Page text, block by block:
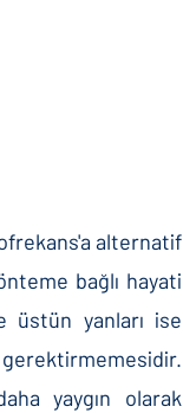
alternatif
bağlı hayati
üstün yanları ise
gerektirmemesidir.
yaygın olarak